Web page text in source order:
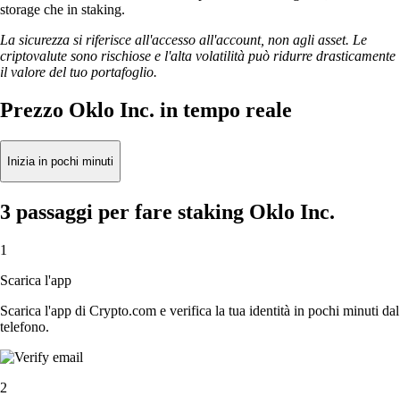
storage che in staking.
La sicurezza si riferisce all'accesso all'account, non agli asset. Le
criptovalute sono rischiose e l'alta volatilità può ridurre drasticamente
il valore del tuo portafoglio.
Prezzo Oklo Inc. in tempo reale
Inizia in pochi minuti
3 passaggi per fare staking Oklo Inc.
1
Scarica l'app
Scarica l'app di Crypto.com e verifica la tua identità in pochi minuti dal
telefono.
2